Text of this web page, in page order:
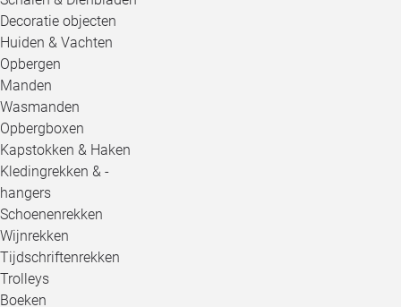
Decoratie objecten
Huiden & Vachten
Opbergen
Manden
Wasmanden
Opbergboxen
Kapstokken & Haken
Kledingrekken & -
hangers
Schoenenrekken
Wijnrekken
Tijdschriftenrekken
Trolleys
Boeken